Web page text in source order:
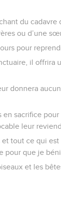
du cadavre
ou d’une
pour
il offrira
donnera
sacrifice
leur
tout ce qui
que je
et les